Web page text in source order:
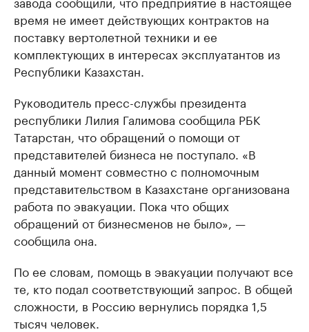
время не имеет действующих контрактов на
поставку вертолетной техники и ее
комплектующих в интересах эксплуатантов из
Республики Казахстан.
Руководитель пресс-службы президента
республики Лилия Галимова сообщила РБК
Татарстан, что обращений о помощи от
представителей бизнеса не поступало. «В
данный момент совместно с полномочным
представительством в Казахстане организована
работа по эвакуации. Пока что общих
обращений от бизнесменов не было», —
сообщила она.
По ее словам, помощь в эвакуации получают все
те, кто подал соответствующий запрос. В общей
сложности, в Россию вернулись порядка 1,5
тысяч человек.